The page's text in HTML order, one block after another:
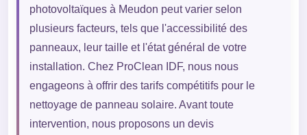
photovoltaïques à Meudon peut varier selon
plusieurs facteurs, tels que l'accessibilité des
panneaux, leur taille et l'état général de votre
installation. Chez ProClean IDF, nous nous
engageons à offrir des tarifs compétitifs pour le
nettoyage de panneau solaire. Avant toute
intervention, nous proposons un devis